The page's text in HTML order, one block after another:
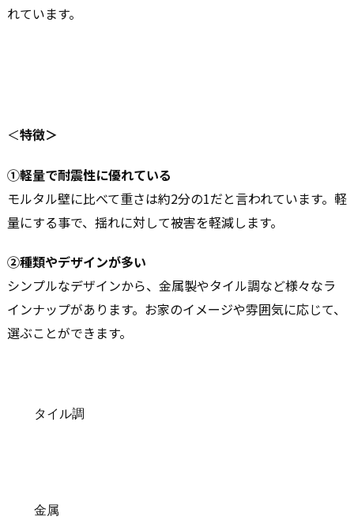
れています。
＜特徴＞
①軽量で耐震性に優れている
モルタル壁に比べて重さは約2分の1だと言われています。軽
量にする事で、揺れに対して被害を軽減します。
②種類やデザインが多い
シンプルなデザインから、金属製やタイル調など様々なラ
インナップがあります。お家のイメージや雰囲気に応じて、
選ぶことができます。
タイル調
金属